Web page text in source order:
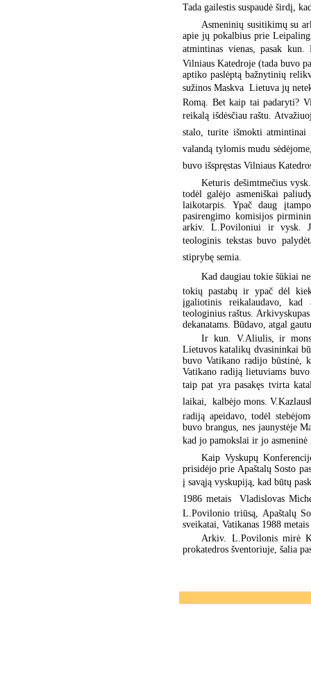
Tada gailestis suspaudė širdį,
Asmeninių susitikimų su
apie jų pokalbius prie
atmintinas vienas, pasak kun.
Vilniaus Katedroje (tada buvo
aptiko paslėptą bažnytinių
sužinos Maskva  Lietuva jų
Romą. Bet kaip tai padaryti?
reikalą išdėsčiau raštu.
stalo, turite išmokti atmintinai
valandą tylomis mudu
buvo išspręstas Vilniaus
Keturis dešimtmečius
todėl galėjo asmeniškai
laikotarpis. Ypač daug
pasirengimo komisijos
arkiv. L.Poviloniui ir vysk.
teologinis tekstas buvo
stiprybę semia.
Kad daugiau tokie šūkiai
tokių pastabų ir ypač dėl
įgaliotinis reikalaudavo, kad
teologinius raštus.
dekanatams. Būdavo, atgal
Ir kun. V.Aliulis, ir
Lietuvos katalikų dvasininkai
buvo Vatikano radijo būstinė,
Vatikano radiją lietuviams
taip pat yra pasakęs tvirta
laikai,  kalbėjo mons.
radiją apeidavo, todėl
buvo brangus, nes jaunystėje
kad jo pamokslai ir jo asmeninė
Kaip Vyskupų
prisidėjo prie Apaštalų Sosto
į savąją vyskupiją, kad būtų
1986 metais  Vladislovas
L.Povilonio triūsą, Apaštalų
sveikatai, Vatikanas 1988
Arkiv. L.Povilonis mirė
prokatedros šventoriuje, šalia